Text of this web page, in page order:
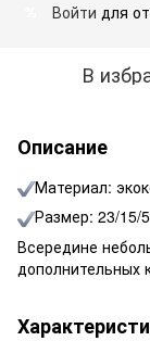
Войти для
В
Описание
Материал:
Размер: 23/15/
Всередине
дополнительных